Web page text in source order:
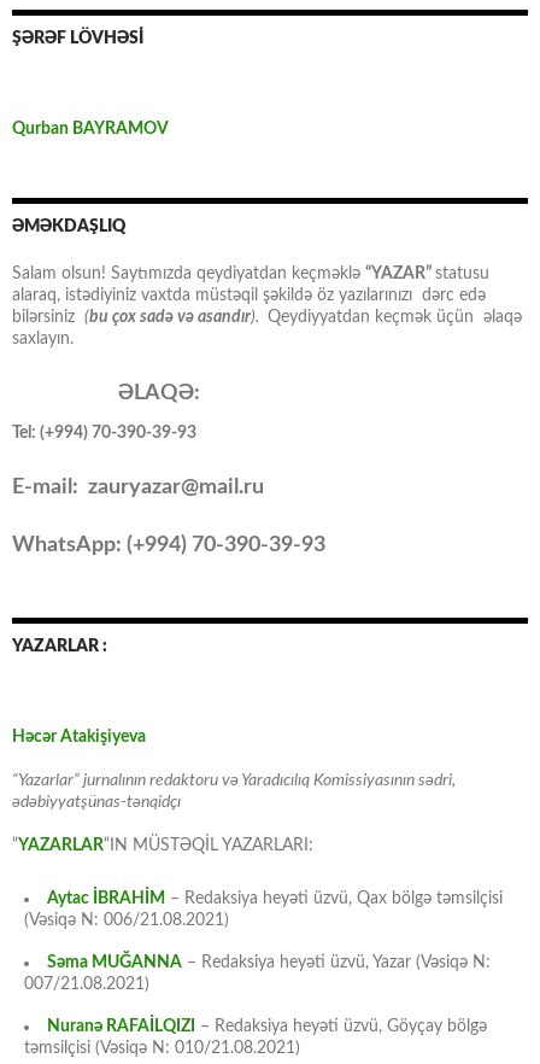
ŞƏRƏF LÖVHƏSİ
Qurban BAYRAMOV
ƏMƏKDAŞLIQ
Salam olsun! Saytımızda qeydiyatdan keçməklə “YAZAR” statusu
alaraq, istədiyiniz vaxtda müstəqil şəkildə öz yazılarınızı dərc edə
bilərsiniz (bu çox sadə və asandır). Qeydiyyatdan keçmək üçün əlaqə
saxlayın.
ƏLAQƏ:
Tel: (+994) 70-390-39-93
E-mail: zauryazar@mail.ru
WhatsApp: (+994) 70-390-39-93
YAZARLAR :
Həcər Atakişiyeva
“Yazarlar” jurnalının redaktoru və Yaradıcılıq Komissiyasının sədri,
ədəbiyyatşünas-tənqidçı
“YAZARLAR“IN MÜSTƏQİL YAZARLARI:
Aytac İBRAHİM – Redaksiya heyəti üzvü, Qax bölgə təmsilçisi
(Vəsiqə N: 006/21.08.2021)
Səma MUĞANNA – Redaksiya heyəti üzvü, Yazar (Vəsiqə N:
007/21.08.2021)
Nuranə RAFAİLQIZI
– Redaksiya heyəti üzvü, Göyçay bölgə
təmsilçisi (Vəsiqə N: 010/21.08.2021)